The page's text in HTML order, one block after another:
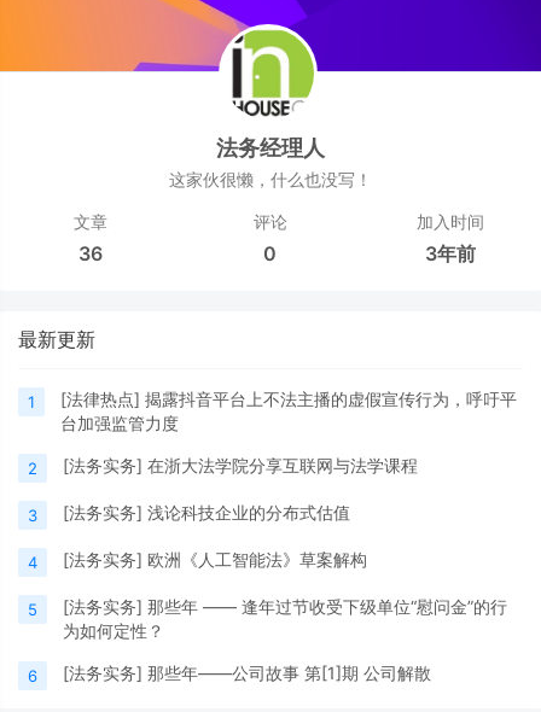
法务经理人
这家伙很懒，什么也没写！
文章
36
评论
0
加入时间
3年前
最新更新
1 [法律热点] 揭露抖音平台上不法主播的虚假宣传行为，呼吁平
台加强监管力度
2 [法务实务] 在浙大法学院分享互联网与法学课程
3 [法务实务] 浅论科技企业的分布式估值
4 [法务实务] 欧洲《人工智能法》草案解构
5 [法务实务] 那些年 —— 逢年过节收受下级单位“慰问金”的行
为如何定性？
6 [法务实务] 那些年——公司故事 第[1]期 公司解散